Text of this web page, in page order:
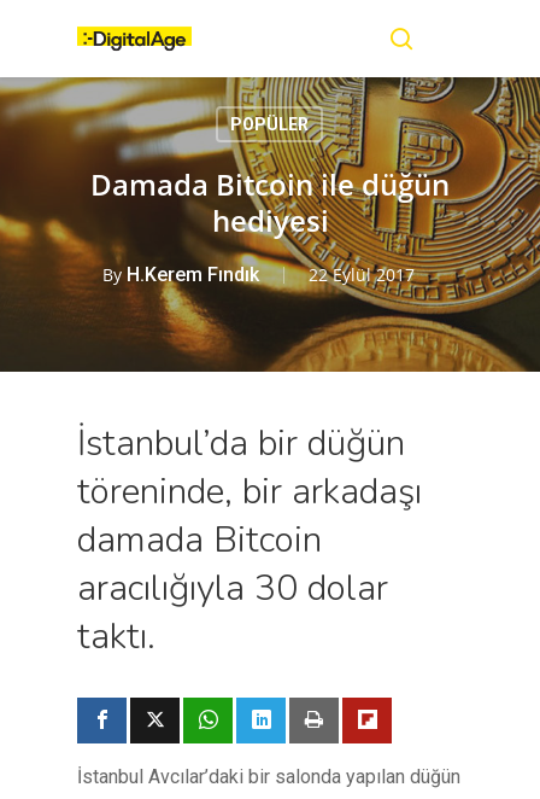
content
POPÜLER
Damada Bitcoin ile düğün
hediyesi
By H.Kerem Fındık 22 Eylül 2017
İstanbul’da bir düğün
töreninde, bir arkadaşı
damada Bitcoin
aracılığıyla 30 dolar
taktı.
İstanbul Avcılar’daki bir salonda yapılan düğün